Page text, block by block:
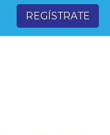
REGÍSTRATE